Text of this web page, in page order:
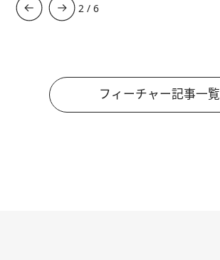
3 /6
フィーチャー記事一覧